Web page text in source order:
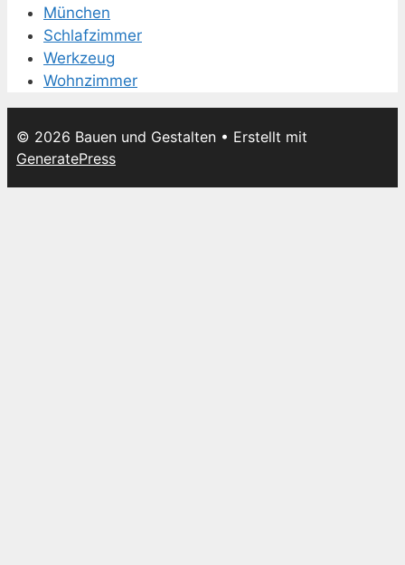
München
Schlafzimmer
Werkzeug
Wohnzimmer
© 2026 Bauen und Gestalten • Erstellt mit
GeneratePress